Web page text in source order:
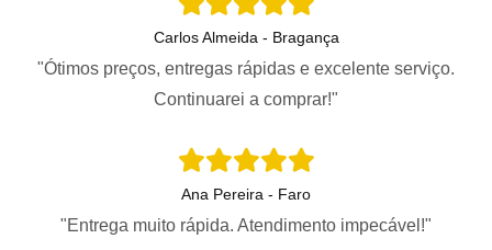
Carlos Almeida - Bragança
"Ótimos preços, entregas rápidas e excelente serviço.
Continuarei a comprar!"
Ana Pereira - Faro
"Entrega muito rápida. Atendimento impecável!"